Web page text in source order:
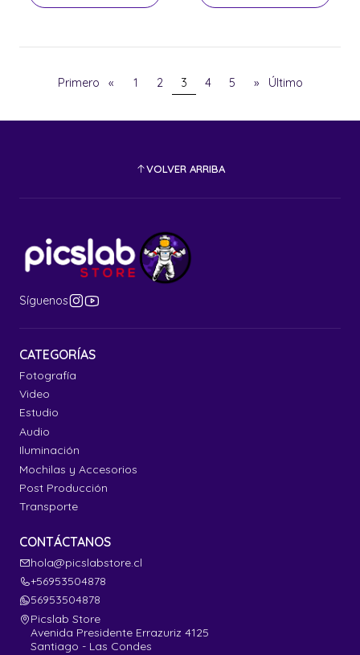
Primero « 1 2 3 4 5 » Último
VOLVER ARRIBA
Síguenos
CATEGORÍAS
Fotografía
Video
Estudio
Audio
Iluminación
Mochilas y Accesorios
Post Producción
Transporte
CONTÁCTANOS
hola@picslabstore.cl
+56953504878
56953504878
Picslab Store
Avenida Presidente Errazuriz 4125
Santiago - Las Condes